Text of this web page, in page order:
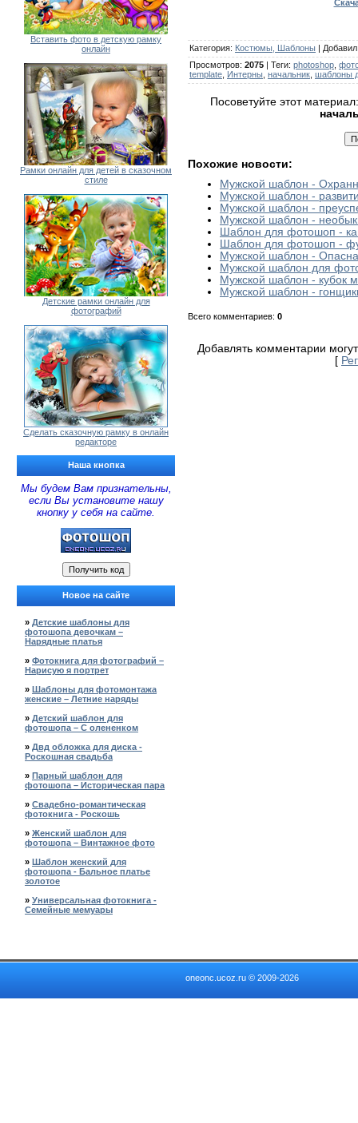
Вставить фото в детскую рамку
онлайн
Рамки онлайн для детей в сказочном
стиле
Детские рамки онлайн для
фотографий
Сделать сказочную рамку в онлайн
редакторе
Наша кнопка
Мы будем Вам признательны,
если Вы установите нашу
кнопку у себя на сайте.
Новое на сайте
» Детские шаблоны для
фотошопа девочкам –
Нарядные платья
» Фотокнига для фотографий –
Нарисую я портрет
» Шаблоны для фотомонтажа
женские – Летние наряды
» Детский шаблон для
фотошопа – С олененком
» Двд обложка для диска -
Роскошная свадьба
» Парный шаблон для
фотошопа – Историческая пара
» Свадебно-романтическая
фотокнига - Роскошь
» Женский шаблон для
фотошопа – Винтажное фото
» Шаблон женский для
фотошопа - Бальное платье
золотое
» Универсальная фотокнига -
Семейные мемуары
Категория: Костюмы, Шаблоны | Добавил
Просмотров: 2075 | Теги: photoshop
template Интерны начальник шаблоны
Посоветуйте этот
Похожие новости:
Мужской шаблон -
Мужской шаблон -
Мужской шаблон -
Мужской шаблон -
Шаблон для фотошоп -
Шаблон для фотошоп -
Мужской шаблон -
Мужской шаблон для
Мужской шаблон - кубок
Мужской шаблон -
Всего комментариев: 0
Добавлять комментарии
[
oneonc.ucoz.ru © 2009-2026